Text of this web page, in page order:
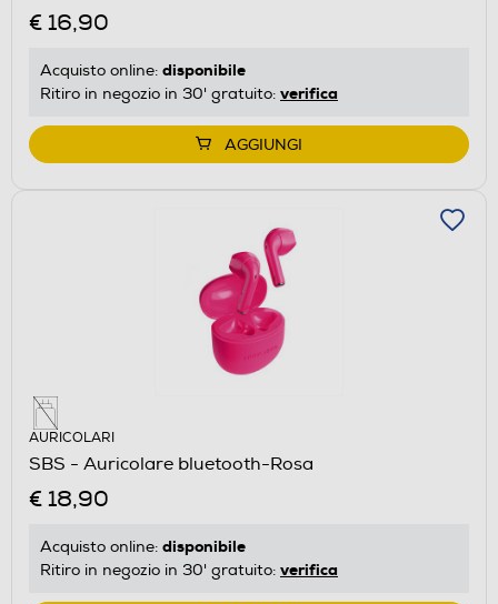
€ 16,90
Acquisto online: disponibile
Ritiro in negozio in 30' gratuito: verifica
AGGIUNGI
AURICOLARI
SBS - Auricolare bluetooth-Rosa
€ 18,90
Acquisto online: disponibile
Ritiro in negozio in 30' gratuito: verifica